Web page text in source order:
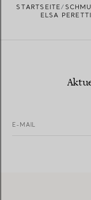
STARTSEITE
ELSA
E-MAIL